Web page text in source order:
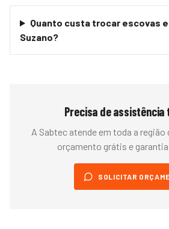
Quanto custa trocar escovas
Suzano?
Precisa de assistência
A Sabtec atende em toda a região
orçamento grátis e
SOLICITAR